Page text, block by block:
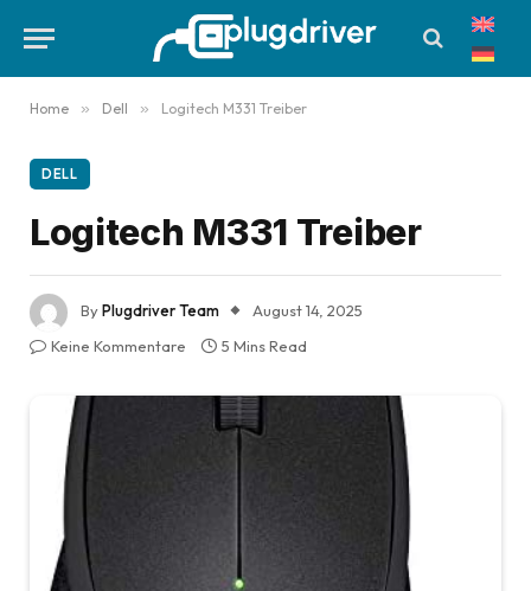
Home » Dell » Logitech M331 Treiber
DELL
Logitech M331 Treiber
ByPlugdriver Team
August 14, 2025
Keine Kommentare
5 Mins Read